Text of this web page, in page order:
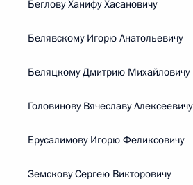
Беглову Ханифу Хасановичу
Белявскому Игорю Анатольевичу
Беляцкому Дмитрию Михайловичу
Головинову Вячеславу Алексеевичу
Ерусалимову Игорю Феликсовичу
Земскову Сергею Викторовичу